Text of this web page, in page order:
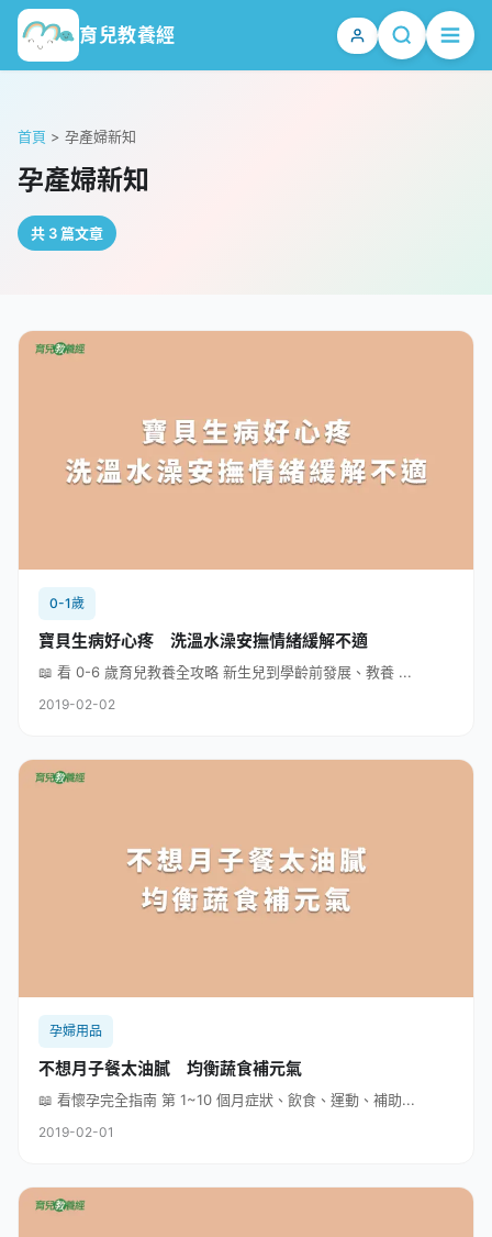
育兒教養經
首頁 > 孕產婦新知
孕產婦新知
共 3 篇文章
0-1歲
寶貝生病好心疼 洗溫水澡安撫情緒緩解不適
📖 看 0-6 歲育兒教養全攻略 新生兒到學齡前發展、教養 ...
2019-02-02
孕婦用品
不想月子餐太油膩 均衡蔬食補元氣
📖 看懷孕完全指南 第 1~10 個月症狀、飲食、運動、補助...
2019-02-01